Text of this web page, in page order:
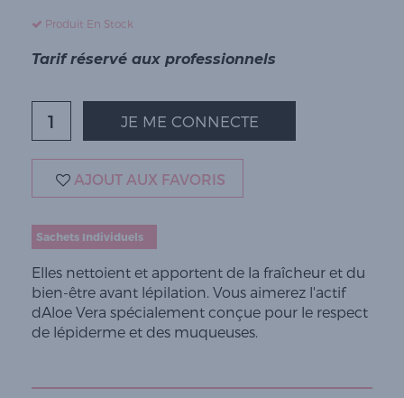
Produit En Stock
Tarif réservé aux professionnels
JE ME CONNECTE
AJOUT AUX FAVORIS
Sachets Individuels
Elles nettoient et apportent de la fraîcheur et du
bien-être avant lépilation. Vous aimerez l'actif
dAloe Vera spécialement conçue pour le respect
de lépiderme et des muqueuses.